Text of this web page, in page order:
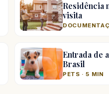
Residência
visita
Entrada de
Brasil
PETS · 5 MIN